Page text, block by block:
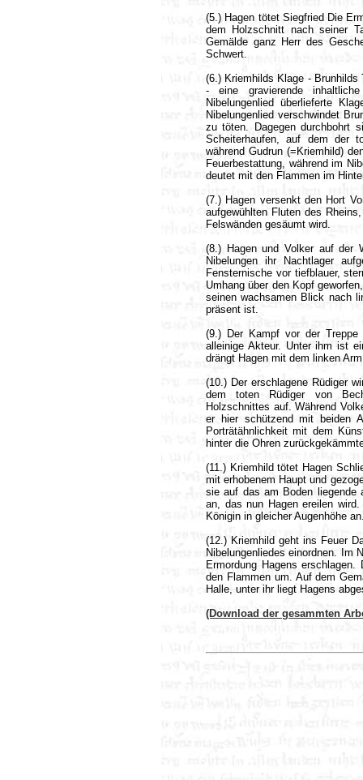
(5.) Hagen tötet Siegfried Die
dem Holzschnitt nach seiner
Gemälde ganz Herr des
Schwert.
(6.) Kriemhilds Klage -
- eine gravierende
Nibelungenlied überlieferte
Nibelungenlied verschwindet
zu töten. Dagegen durchbohrt
Scheiterhaufen, auf dem der
während Gudrun (=Kriemhild)
Feuerbestattung, während im
deutet mit den Flammen im
(7.) Hagen versenkt den Hort
aufgewühlten Fluten des
Felswänden gesäumt wird.
(8.) Hagen und Volker auf der
Nibelungen ihr Nachtlager
Fensternische vor tiefblauer,
Umhang über den Kopf
seinen wachsamen Blick nach
präsent ist.
(9.) Der Kampf vor der
alleinige Akteur. Unter ihm ist
drängt Hagen mit dem linken
(10.) Der erschlagene Rüdiger
dem toten Rüdiger von
Holzschnittes auf. Während
er hier schützend mit beiden
Porträtähnlichkeit mit dem
hinter die Ohren
(11.) Kriemhild tötet Hagen
mit erhobenem Haupt und
sie auf das am Boden liegende
an, das nun Hagen ereilen
Königin in gleicher Augenhöhe
(12.) Kriemhild geht ins Feuer
Nibelungenliedes einordnen. Im
Ermordung Hagens
den Flammen um. Auf dem
Halle, unter ihr liegt Hagens
(Download der gesammten